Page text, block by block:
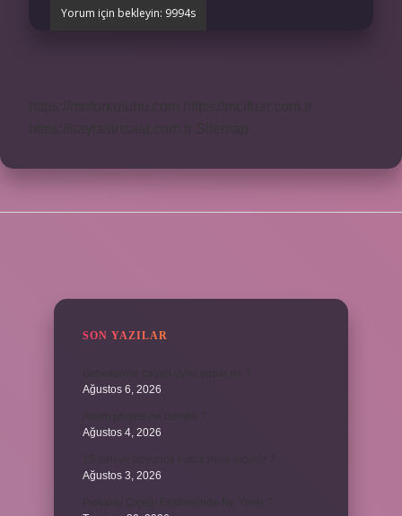
SON YAZILAR
Ağustos 6, 2026
Ağustos 4, 2026
Ağustos 3, 2026